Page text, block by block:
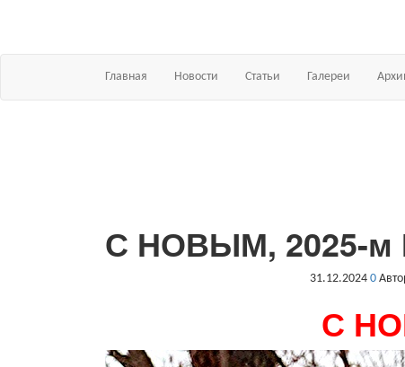
Главная Новости Статьи Галереи
С НОВЫМ, 2025-
31.12.2024 0
С